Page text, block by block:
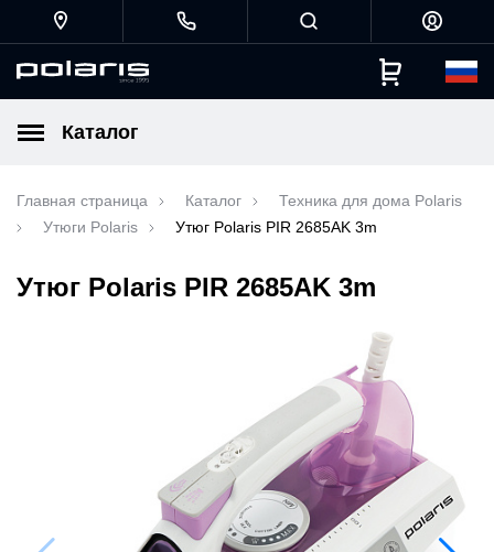
Каталог
Главная страница Каталог
Техника для дома Polaris
Утюги Polaris
Утюг Polaris PIR 2685AK 3m
Утюг Polaris PIR 2685AK 3m